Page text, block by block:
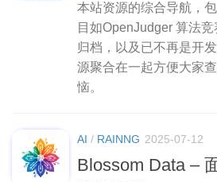
本站资源的综合导航，
目如OpenJudger 算法
归档，以及已不再是开
源聚合在一起方便大家
恼。
AI / RAINNG 2025-07-12
Blossom Data –